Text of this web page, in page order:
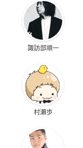
諏訪部順一
村瀬歩